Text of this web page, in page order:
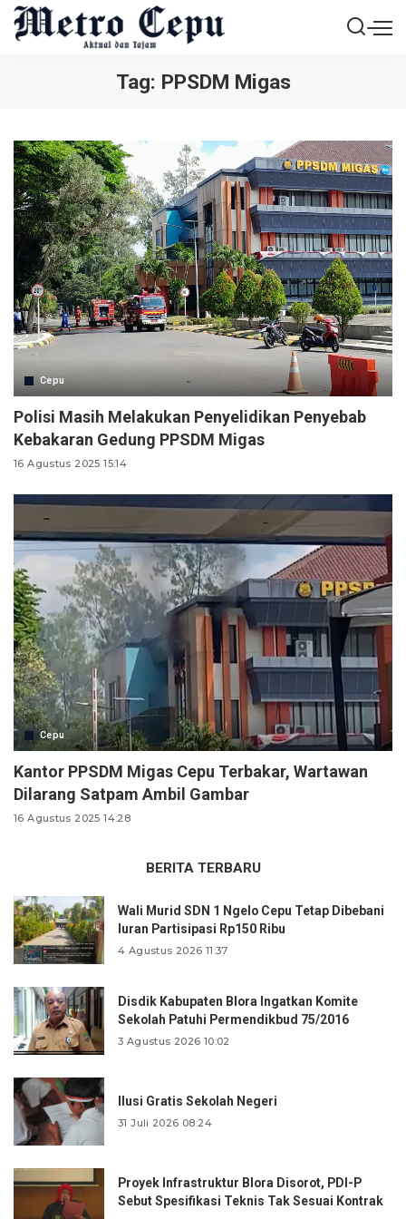
Tag: PPSDM Migas
Cepu
Polisi Masih Melakukan Penyelidikan Penyebab
Kebakaran Gedung PPSDM Migas
16 Agustus 2025 15:14
Cepu
Kantor PPSDM Migas Cepu Terbakar, Wartawan
Dilarang Satpam Ambil Gambar
16 Agustus 2025 14:28
BERITA TERBARU
Wali Murid SDN 1 Ngelo Cepu Tetap Dibebani
Iuran Partisipasi Rp150 Ribu
4 Agustus 2026 11:37
Disdik Kabupaten Blora Ingatkan Komite
Sekolah Patuhi Permendikbud 75/2016
3 Agustus 2026 10:02
Ilusi Gratis Sekolah Negeri
31 Juli 2026 08:24
Proyek Infrastruktur Blora Disorot, PDI-P
Sebut Spesifikasi Teknis Tak Sesuai Kontrak